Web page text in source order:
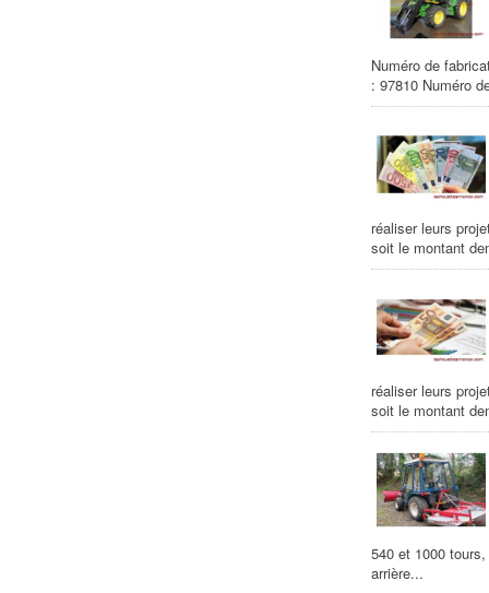
Numéro de
: 97810 Numéro
réaliser leurs
soit le montant
réaliser leurs
soit le montant
540 et 1000
arrière...